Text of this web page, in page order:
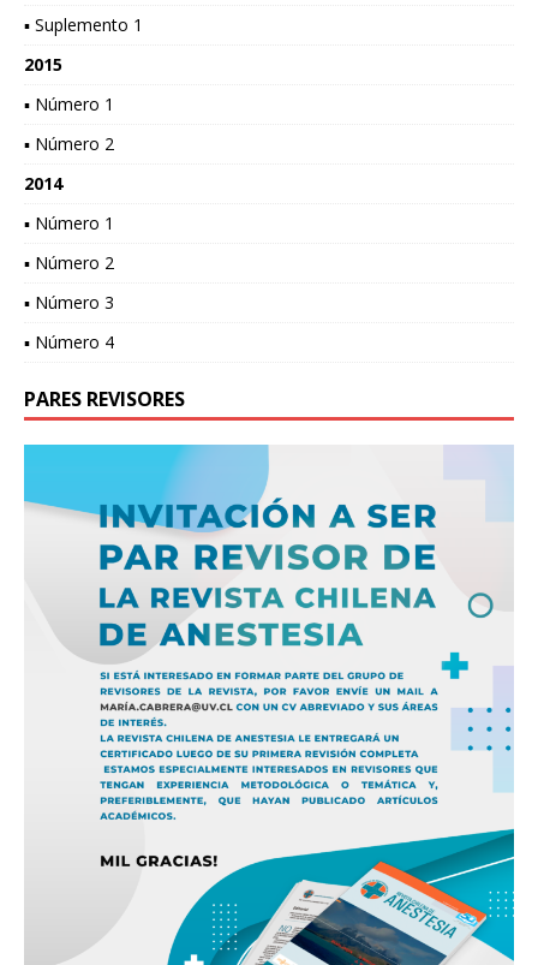
▪ Suplemento 1
2015
▪ Número 1
▪ Número 2
2014
▪ Número 1
▪ Número 2
▪ Número 3
▪ Número 4
PARES REVISORES